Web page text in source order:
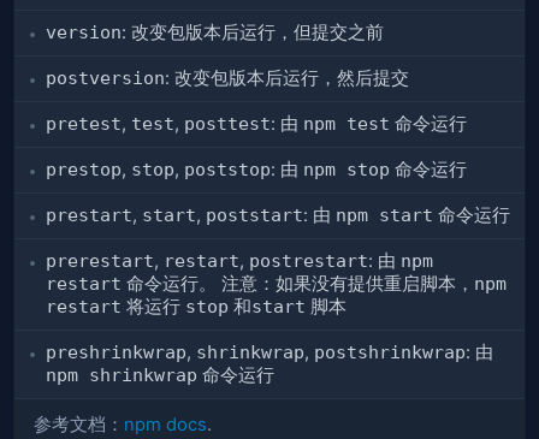
version: 改变包版本后运行，但提交之前
postversion: 改变包版本后运行，然后提交
pretest, test, posttest: 由 npm test 命令运行
prestop, stop, poststop: 由 npm stop 命令运行
prestart, start, poststart: 由 npm start 命令运行
prerestart, restart, postrestart: 由 npm
restart 命令运行。 注意：如果没有提供重启脚本， npm
restart 将运行 stop 和start 脚本
preshrinkwrap, shrinkwrap, postshrinkwrap: 由
npm shrinkwrap 命令运行
参考文档： npm docs.